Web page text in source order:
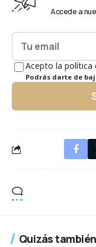
Accede a
Acepto la política
Podrás darte de
Quizás